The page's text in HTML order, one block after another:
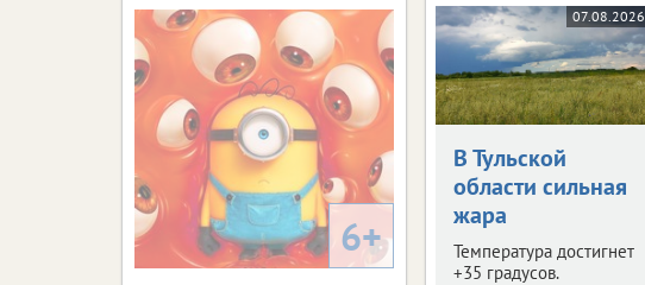
07.08.2026
В Тульской
области сильная
жара
Температура достигнет
+35 градусов.
6+